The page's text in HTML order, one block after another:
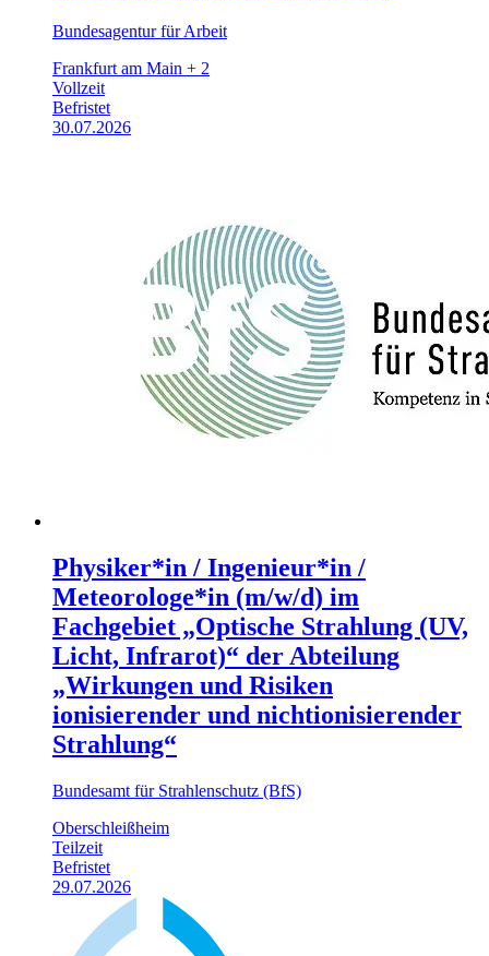
Bundesagentur für Arbeit
Frankfurt am Main + 2
Vollzeit
Befristet
30.07.2026
Physiker*in / Ingenieur*in /
Meteorologe*in (m/w/d) im
Fachgebiet „Optische Strahlung (UV,
Licht, Infrarot)“ der Abteilung
„Wirkungen und Risiken
ionisierender und nichtionisierender
Strahlung“
Bundesamt für Strahlenschutz (BfS)
Oberschleißheim
Teilzeit
Befristet
29.07.2026